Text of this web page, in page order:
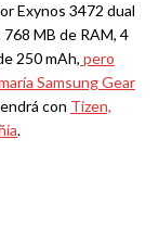
Exynos 3472 dual
768 MB de RAM, 4
250 mAh, pero
Samsung Gear
con Tizen,
.